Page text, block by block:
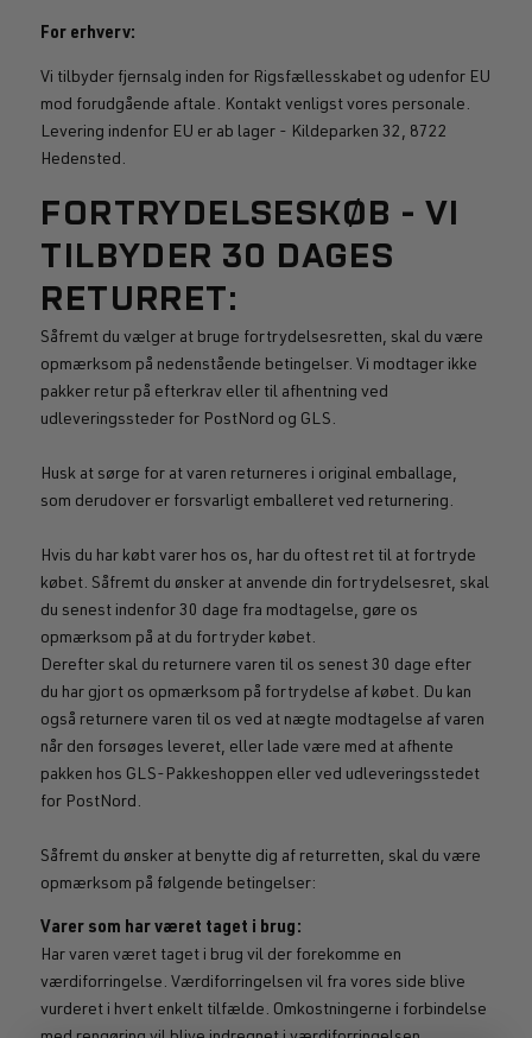
For erhverv:
Vi tilbyder fjernsalg inden for Rigsfællesskabet og udenfor EU
mod forudgående aftale. Kontakt venligst vores personale.
Levering indenfor EU er ab lager - Kildeparken 32, 8722
Hedensted.
FORTRYDELSESKØB - VI
TILBYDER 30 DAGES
RETURRET:
Såfremt du vælger at bruge fortrydelsesretten, skal du være
opmærksom på nedenstående betingelser. Vi modtager ikke
pakker retur på efterkrav eller til afhentning ved
udleveringssteder for PostNord og GLS.
Husk at sørge for at varen returneres i original emballage,
som derudover er forsvarligt emballeret ved returnering.
Hvis du har købt varer hos os, har du oftest ret til at fortryde
købet. Såfremt du ønsker at anvende din fortrydelsesret, skal
du senest indenfor 30 dage fra modtagelse, gøre os
opmærksom på at du fortryder købet.
Derefter skal du returnere varen til os senest 30 dage efter
du har gjort os opmærksom på fortrydelse af købet. Du kan
også returnere varen til os ved at nægte modtagelse af varen
når den forsøges leveret, eller lade være med at afhente
pakken hos GLS-Pakkeshoppen eller ved udleveringsstedet
for PostNord.
Såfremt du ønsker at benytte dig af returretten, skal du være
opmærksom på følgende betingelser:
Varer som har været taget i brug:
Har varen været taget i brug vil der forekomme en
værdiforringelse. Værdiforringelsen vil fra vores side blive
vurderet i hvert enkelt tilfælde. Omkostningerne i forbindelse